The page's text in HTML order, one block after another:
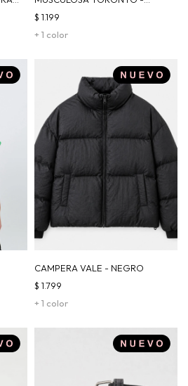
VÍBORA
+ 1 color
$ 1.199
CAMPERA VALE - NEGRO
+ 1 color
$ 1.799